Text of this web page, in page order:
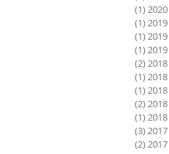
(1)
(1)
(1)
(1)
(2)
(1)
(1)
(2)
(1)
(3)
(2)